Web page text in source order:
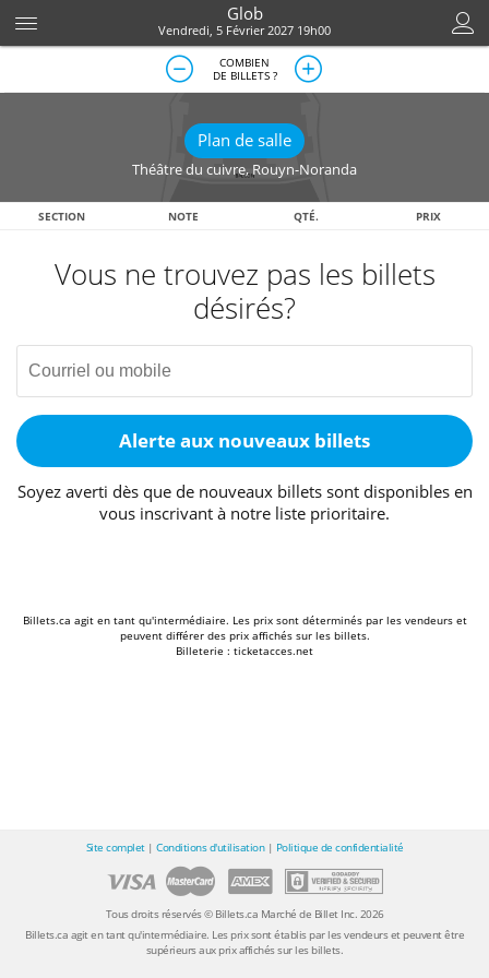
Glob
Vendredi, 5 Février 2027 19h00
COMBIEN
DE BILLETS ?
Plan de salle
Théâtre du cuivre,Rouyn-Noranda
SECTION NOTE QTÉ. PRIX
Vous ne trouvez pas les billets
désirés?
Alerte aux nouveaux billets
Soyez averti dès que de nouveaux billets sont disponibles en
vous inscrivant à notre liste prioritaire.
Billets.ca agit en tant qu'intermédiaire. Les prix sont déterminés par les vendeurs et
peuvent différer des prix affichés sur les billets.
Billeterie : ticketacces.net
Site complet| Conditions d'utilisation| Politique de confidentialité
Tous droits réservés © Billets.ca Marché de Billet Inc. 2026
Billets.ca agit en tant qu'intermédiaire. Les prix sont établis par les vendeurs et peuvent être
supérieurs aux prix affichés sur les billets.